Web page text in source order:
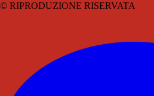
© RIPRODUZIONE RISERVATA